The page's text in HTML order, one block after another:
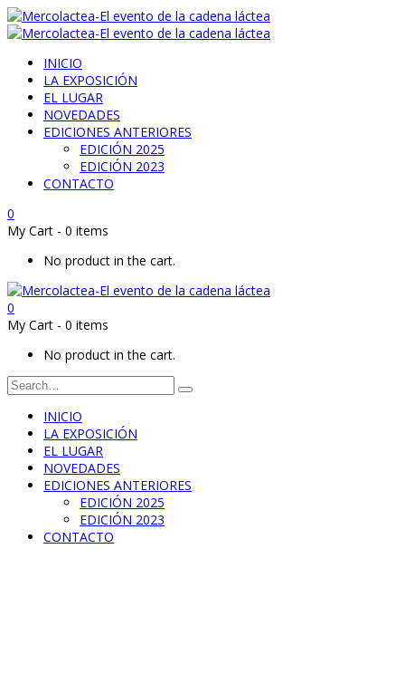
INICIO
LA EXPOSICIÓN
EL LUGAR
NOVEDADES
EDICIONES ANTERIORES
EDICIÓN 2025
EDICIÓN 2023
CONTACTO
0
My Cart - 0 items
No product in the cart.
0
My Cart - 0 items
No product in the cart.
INICIO
LA EXPOSICIÓN
EL LUGAR
NOVEDADES
EDICIONES ANTERIORES
EDICIÓN 2025
EDICIÓN 2023
CONTACTO